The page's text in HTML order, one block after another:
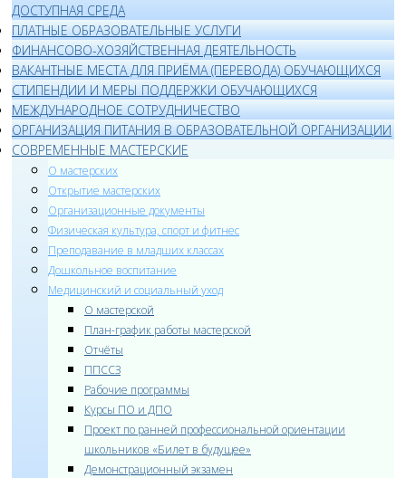
ДОСТУПНАЯ СРЕДА
ПЛАТНЫЕ ОБРАЗОВАТЕЛЬНЫЕ УСЛУГИ
ФИНАНСОВО-ХОЗЯЙСТВЕННАЯ ДЕЯТЕЛЬНОСТЬ
ВАКАНТНЫЕ МЕСТА ДЛЯ ПРИЁМА (ПЕРЕВОДА) ОБУЧАЮЩИХСЯ
СТИПЕНДИИ И МЕРЫ ПОДДЕРЖКИ ОБУЧАЮЩИХСЯ
МЕЖДУНАРОДНОЕ СОТРУДНИЧЕСТВО
ОРГАНИЗАЦИЯ ПИТАНИЯ В ОБРАЗОВАТЕЛЬНОЙ ОРГАНИЗАЦИИ
СОВРЕМЕННЫЕ МАСТЕРСКИЕ
О мастерских
Открытие мастерских
Организационные документы
Физическая культура, спорт и фитнес
Преподавание в младших классах
Дошкольное воспитание
Медицинский и социальный уход
О мастерской
План-график работы мастерской
Отчёты
ППССЗ
Рабочие программы
Курсы ПО и ДПО
Проект по ранней профессиональной ориентации
школьников «Билет в будущее»
Демонстрационный экзамен